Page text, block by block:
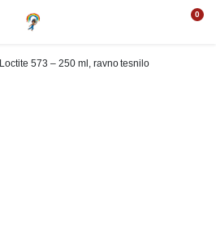
0
Loctite 573 – 250 ml, ravno tesnilo